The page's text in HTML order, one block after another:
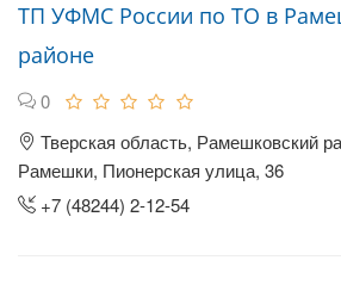
ТП УФМС России по ТО в
районе
0
Тверская область, Рамешковский
Рамешки, Пионерская улица, 36
+7 (48244) 2-12-54